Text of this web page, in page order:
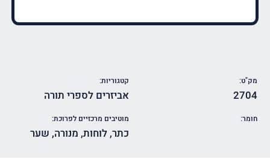
מק"ט:
2704
קטגוריות:
אביזרים לספרי תורה
חומר: מוטיבים מרכזיים לפרוכת:
כתר,לוחות, מנורה, שער